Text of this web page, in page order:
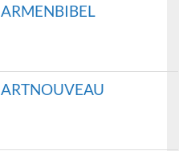
ARMENBIBEL
ARTNOUVEAU